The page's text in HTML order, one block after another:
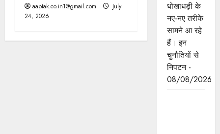
aaptak.co.in1@gmail.com
July
24, 2026
धोखाधड़ी के
नए-नए तरीके
सामने आ रहे
हैं। इन
चुनौतियों से
निपटन -
08/08/2026